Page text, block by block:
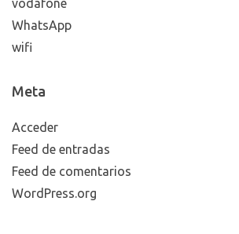
vodafone
WhatsApp
wifi
Meta
Acceder
Feed de entradas
Feed de comentarios
WordPress.org